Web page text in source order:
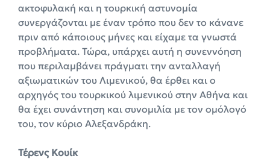
ακτοφυλακή και η τουρκική αστυνομία
συνεργάζονται με έναν τρόπο που δεν το κάνανε
πριν από κάποιους μήνες και είχαμε τα γνωστά
προβλήματα. Τώρα, υπάρχει αυτή η συνεννόηση
που περιλαμβάνει πράγματι την ανταλλαγή
αξιωματικών του Λιμενικού, θα έρθει και ο
αρχηγός του τουρκικού λιμενικού στην Αθήνα και
θα έχει συνάντηση και συνομιλία με τον ομόλογό
του, τον κύριο Αλεξανδράκη.
Τέρενς Κουίκ